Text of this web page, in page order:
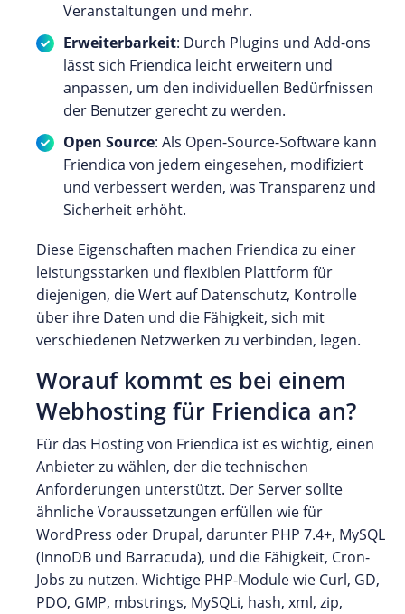
Veranstaltungen und mehr.
Erweiterbarkeit: Durch Plugins und Add-ons
lässt sich Friendica leicht erweitern und
anpassen, um den individuellen Bedürfnissen
der Benutzer gerecht zu werden.
Open Source: Als Open-Source-Software kann
Friendica von jedem eingesehen, modifiziert
und verbessert werden, was Transparenz und
Sicherheit erhöht.
Diese Eigenschaften machen Friendica zu einer
leistungsstarken und flexiblen Plattform für
diejenigen, die Wert auf Datenschutz, Kontrolle
über ihre Daten und die Fähigkeit, sich mit
verschiedenen Netzwerken zu verbinden, legen.
Worauf kommt es bei einem
Webhosting für Friendica an?
Für das Hosting von Friendica ist es wichtig, einen
Anbieter zu wählen, der die technischen
Anforderungen unterstützt. Der Server sollte
ähnliche Voraussetzungen erfüllen wie für
WordPress oder Drupal, darunter PHP 7.4+, MySQL
(InnoDB und Barracuda), und die Fähigkeit, Cron-
Jobs zu nutzen. Wichtige PHP-Module wie Curl, GD,
PDO, GMP, mbstrings, MySQLi, hash, xml, zip,